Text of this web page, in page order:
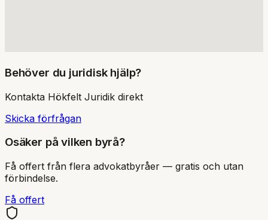
Behöver du juridisk hjälp?
Kontakta Hökfelt Juridik direkt
Skicka förfrågan
Osäker på vilken byrå?
Få offert från flera advokatbyråer — gratis och utan
förbindelse.
Få offert